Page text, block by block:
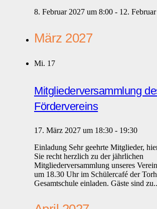
8. Februar 2027 um 8:00 - 12.
März 2027
Mi. 17
Mitgliederversammlung
Fördervereins
17. März 2027 um 18:30 - 19:30
Einladung Sehr geehrte Mitglieder,
Sie recht herzlich zu der jährlichen
Mitgliederversammlung unseres
um 18.30 Uhr im Schülercafé der
Gesamtschule einladen. Gäste sind